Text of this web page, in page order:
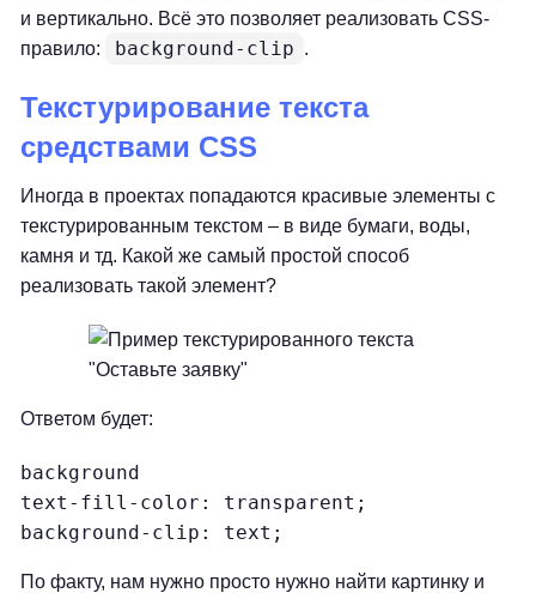
и вертикально. Всё это позволяет реализовать CSS-
правило:
background-clip .
Текстурирование текста
средствами CSS
Иногда в проектах попадаются красивые элементы с
текстурированным текстом – в виде бумаги, воды,
камня и тд. Какой же самый простой способ
реализовать такой элемент?
Ответом будет:
background
text-fill-color: transparent;
background-clip: text;
По факту, нам нужно просто нужно найти картинку и